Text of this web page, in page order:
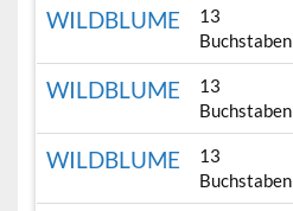
WILDBLUME
13
Buchstaben
WILDBLUME
13
Buchstaben
WILDBLUME
13
Buchstaben